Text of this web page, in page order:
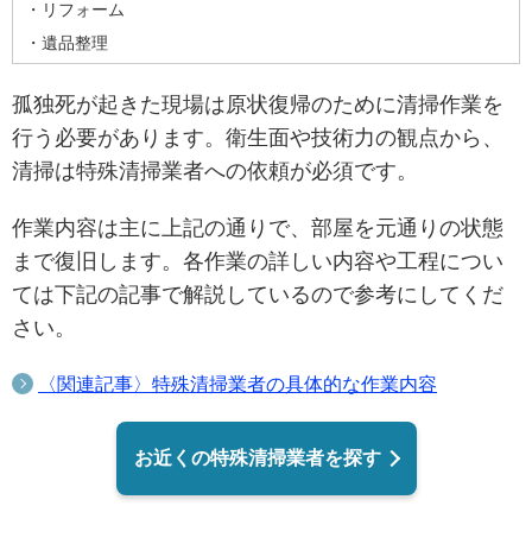
・リフォーム
・遺品整理
孤独死が起きた現場は原状復帰のために清掃作業を
行う必要があります。衛生面や技術力の観点から、
清掃は特殊清掃業者への依頼が必須です。
作業内容は主に上記の通りで、部屋を元通りの状態
まで復旧します。各作業の詳しい内容や工程につい
ては下記の記事で解説しているので参考にしてくだ
さい。
〈関連記事〉特殊清掃業者の具体的な作業内容
お近くの特殊清掃業者を探す